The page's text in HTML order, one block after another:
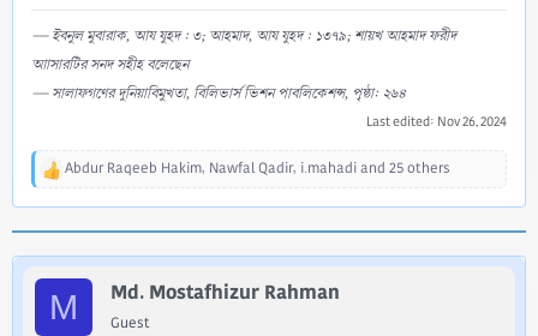
— ইবনুল মুবারাক, আয যুহদ : ৩; আহমাদ, আয যুহদ : ১৩৭৯; শায়খ আহমাদ ফরীদ
আাসারটির সনদ সহীহ বলেছেন
— সালাফগণের দুনিয়াবিমুখতা, বিলিভার্স ভিশন পাবলিকেশন্স, পৃষ্ঠা: ২৬৪
Last edited: Nov 26, 2024
R
Abdur Raqeeb Hakim, Nawfal Qadir, i.mahadiand 25 others
M Md. Mostafhizur Rahman
Guest